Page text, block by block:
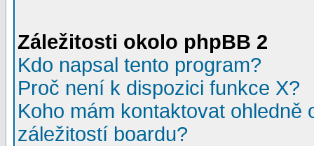
Záležitosti okolo phpBB 2
Kdo napsal tento program?
Proč není k dispozici funkce X?
Koho mám kontaktovat
záležitostí boardu?